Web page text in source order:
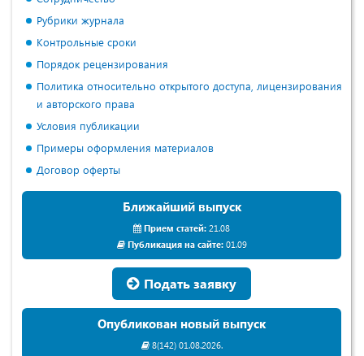
Рубрики журнала
Контрольные сроки
Порядок рецензирования
Политика относительно открытого доступа, лицензирования
и авторского права
Условия публикации
Примеры оформления материалов
Договор оферты
Ближайший выпуск
Прием статей: 21.08
Публикация на сайте:01.09
Подать заявку
Опубликован новый выпуск
8(142) 01.08.2026.